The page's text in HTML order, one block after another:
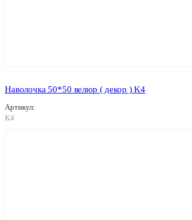
Наволочка 50*50 велюр ( декор ) K4
Артикул:
K4